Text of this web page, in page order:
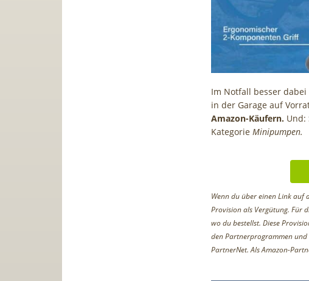
Im Notfall besser
in der Garage auf
Amazon-Käufern. Und:
Kategorie Minipumpen.
Wenn du über einen Link auf
Provision als Vergütung. Für
wo du bestellst. Diese
den Partnerprogrammen
PartnerNet. Als Amazon-